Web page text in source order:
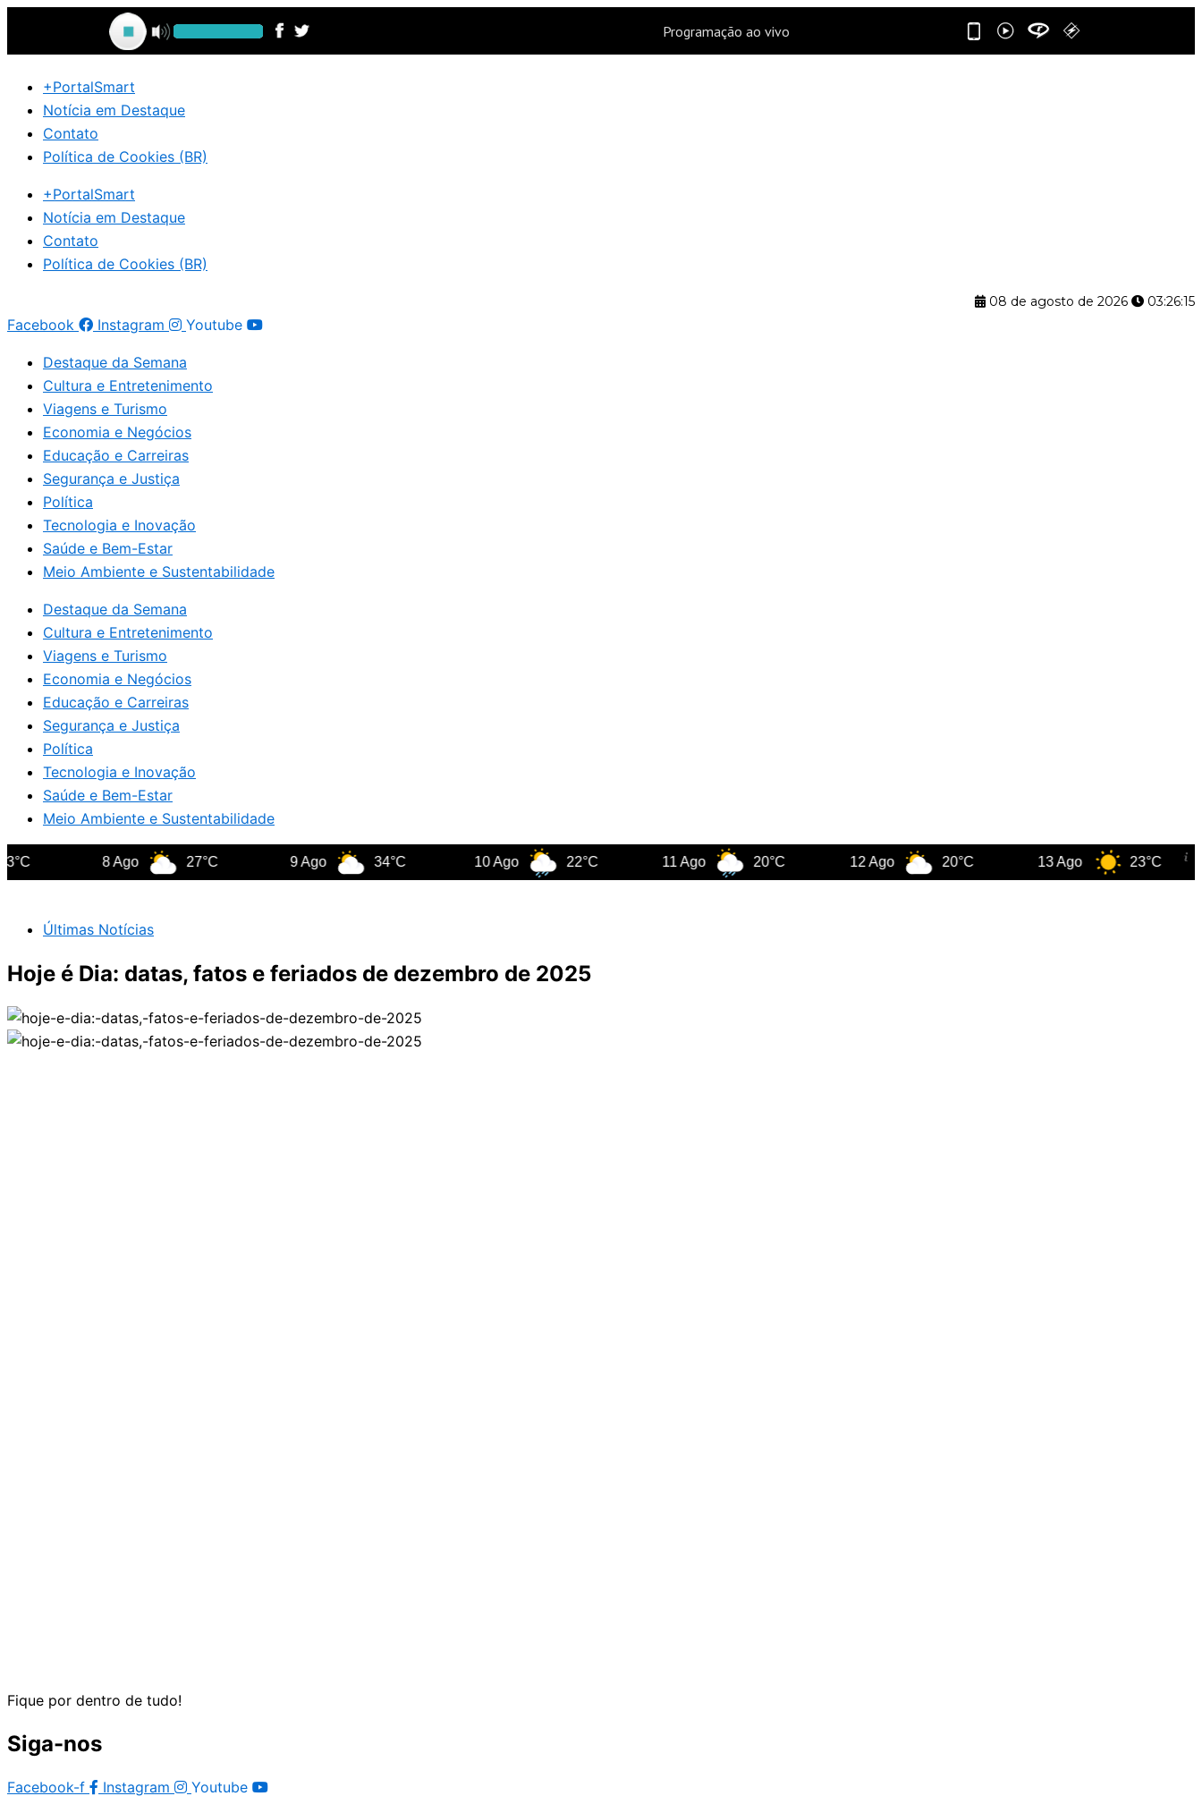
Ir
o
conteúdo+PortalSmart
Notícia em Destaque
Contato
Política de Cookies (BR)
+PortalSmart
Notícia em Destaque
Contato
Política de Cookies (BR)
08 de agosto de 2026 03:26:15
Facebook Instagram Youtube
Destaque da Semana
Cultura e Entretenimento
Viagens e Turismo
Economia e Negócios
Educação e Carreiras
Segurança e Justiça
Política
Tecnologia e Inovação
Saúde e Bem-Estar
Meio Ambiente e Sustentabilidade
Destaque da Semana
Cultura e Entretenimento
Viagens e Turismo
Economia e Negócios
Educação e Carreiras
Segurança e Justiça
Política
Tecnologia e Inovação
Saúde e Bem-Estar
Meio Ambiente e Sustentabilidade
8 Ago 27°C 9 Ago 34°C 10 Ago 22°C 11 Ago 20°C 12 Ago 20°C 13 Ago 23°C
Últimas Notícias
Hoje é Dia: datas, fatos e feriados de dezembro de 2025
Fique por dentro de tudo!
Siga-nos
Facebook-f Instagram Youtube